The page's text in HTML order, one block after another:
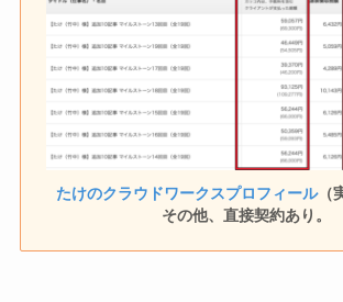
たけのクラウドワークスプロフィール（
その他、直接契約あり。